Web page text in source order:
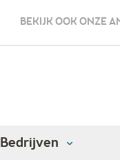
BEKIJK OOK ONZE
Bedrijven